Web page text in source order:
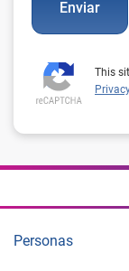
Enviar
This
Personas